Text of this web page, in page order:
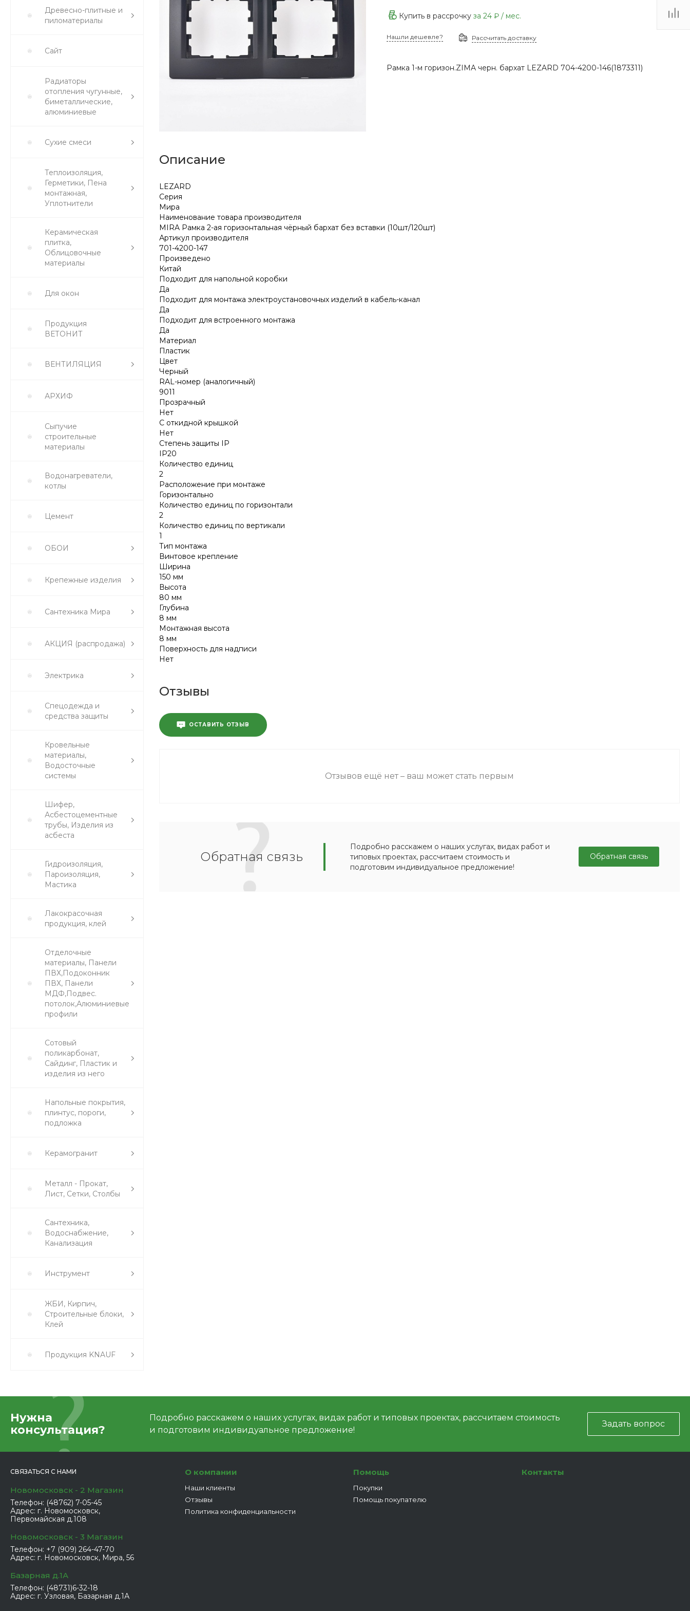
Древесно-плитные и
пиломатериалы
Сайт
Радиаторы
отопления чугунные,
биметаллические,
алюминиевые
Сухие смеси
Теплоизоляция,
Герметики, Пена
монтажная,
Уплотнители
Керамическая
плитка,
Облицовочные
материалы
Для окон
Продукция
ВЕТОНИТ
ВЕНТИЛЯЦИЯ
АРХИФ
Сыпучие
строительные
материалы
Водонагреватели,
котлы
Цемент
ОБОИ
Крепежные изделия
Сантехника Мира
АКЦИЯ (распродажа)
Электрика
Спецодежда и
средства защиты
Кровельные
материалы,
Водосточные
системы
Шифер,
Асбестоцементные
трубы, Изделия из
асбеста
Гидроизоляция,
Пароизоляция,
Мастика
Лакокрасочная
продукция, клей
Отделочные
материалы, Панели
ПВХ,Подоконник
ПВХ, Панели
МДФ,Подвес.
потолок,Алюминиевые
профили
Сотовый
поликарбонат,
Сайдинг, Пластик и
изделия из него
Напольные покрытия,
плинтус, пороги,
подложка
Керамогранит
Металл - Прокат,
Лист, Сетки, Столбы
Сантехника,
Водоснабжение,
Канализация
Инструмент
ЖБИ, Кирпич,
Строительные блоки,
Клей
Продукция KNAUF
Купить в рассрочку за 24 ₽/ мес.
Нашли дешевле? Рассчитать доставку
Рамка 1-м горизон.ZIMA черн. бархат LEZARD 704-4200-146(1873311)
Описание
LEZARD
Серия
Мира
Наименование товара производителя
MIRA Рамка 2-ая горизонтальная чёрный бархат без вставки (10шт/120шт)
Артикул производителя
701-4200-147
Произведено
Китай
Подходит для напольной коробки
Да
Подходит для монтажа электроустановочных изделий в кабель-канал
Да
Подходит для встроенного монтажа
Да
Материал
Пластик
Цвет
Черный
RAL-номер (аналогичный)
9011
Прозрачный
Нет
С откидной крышкой
Нет
Степень защиты IP
IP20
Количество единиц
2
Расположение при монтаже
Горизонтально
Количество единиц по горизонтали
2
Количество единиц по вертикали
1
Тип монтажа
Винтовое крепление
Ширина
150 мм
Высота
80 мм
Глубина
8 мм
Монтажная высота
8 мм
Поверхность для надписи
Нет
Отзывы
ОСТАВИТЬ ОТЗЫВ
Отзывов ещё нет – ваш может стать первым
Обратная связь
Подробно расскажем о наших услугах, видах работ и
типовых проектах, рассчитаем стоимость и
подготовим индивидуальное предложение!
Обратная связь
Нужна
консультация?
Подробно расскажем о наших услугах, видах работ и типовых проектах, рассчитаем стоимость
и подготовим индивидуальное предложение!
Задать вопрос
СВЯЗАТЬСЯ С НАМИ
Новомосковск - 2 Магазин
Телефон: (48762) 7-05-45
Адрес: г. Новомосковск,
Первомайская д.108
Новомосковск - 3 Магазин
Телефон: +7 (909) 264-47-70
Адрес: г. Новомосковск, Мира, 56
Базарная д.1А
Телефон: (48731)6-32-18
Адрес: г. Узловая, Базарная д.1А
О компании
Наши клиенты
Отзывы
Политика конфиденциальности
Помощь
Покупки
Помощь покупателю
Контакты